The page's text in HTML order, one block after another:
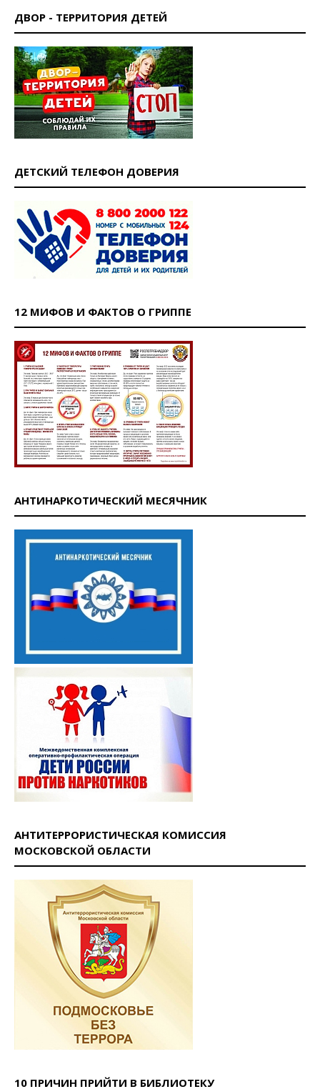
ДВОР - ТЕРРИТОРИЯ ДЕТЕЙ
ДЕТСКИЙ ТЕЛЕФОН ДОВЕРИЯ
12 МИФОВ И ФАКТОВ О ГРИППЕ
АНТИНАРКОТИЧЕСКИЙ МЕСЯЧНИК
АНТИТЕРРОРИСТИЧЕСКАЯ КОМИССИЯ
МОСКОВСКОЙ ОБЛАСТИ
10 ПРИЧИН ПРИЙТИ В БИБЛИОТЕКУ